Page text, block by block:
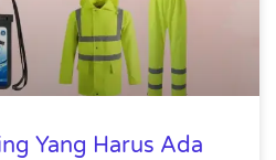
Yang Harus Ada